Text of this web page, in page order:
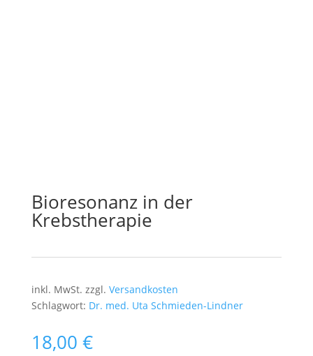
Bioresonanz in der
Krebstherapie
inkl. MwSt. zzgl. Versandkosten
Schlagwort: Dr. med. Uta Schmieden-Lindner
18,00 €